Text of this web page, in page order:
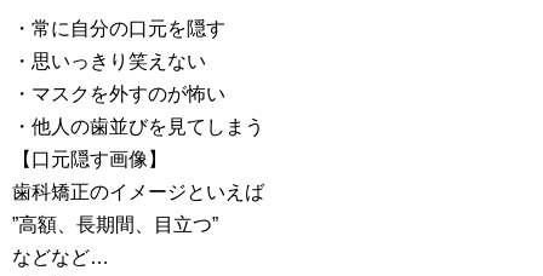
・常に自分の口元を隠す
・思いっきり笑えない
・マスクを外すのが怖い
・他人の歯並びを見てしまう
【口元隠す画像】
歯科矯正のイメージといえば
”高額、長期間、目立つ”
などなど…